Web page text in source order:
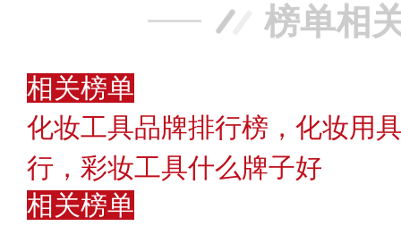
榜单相
相关榜单
化妆工具品牌排行榜，化妆用
行，彩妆工具什么牌子好
相关榜单